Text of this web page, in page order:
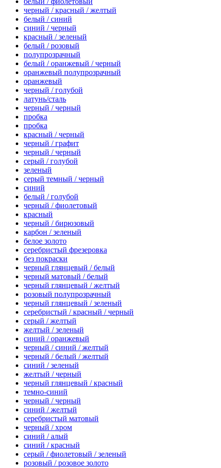
черный / красный / желтый
белый / синий
синий / черный
красный / зеленый
белый / розовый
полупрозрачный
белый / оранжевый / черный
оранжевый полупрозрачный
оранжевый
черный / голубой
латунь/сталь
черный / черный
пробка
пробка
красный / черный
черный / графит
черный / черный
серый / голубой
зеленый
серый темный / черный
синий
белый / голубой
черный / фиолетовый
красный
черный / бирюзовый
карбон / зеленый
белое золото
серебристый фрезеровка
без покраски
черный глянцевый / белый
черный матовый / белый
черный глянцевый / желтый
розовый полупрозрачный
черный глянцевый / зеленый
серебристый / красный / черный
серый / желтый
желтый / зеленый
синий / оранжевый
черный / синий / желтый
черный / белый / желтый
синий / зеленый
желтый / черный
черный глянцевый / красный
темно-синий
черный / черный
синий / желтый
серебристый матовый
черный / хром
синий / алый
синий / красный
серый / фиолетовый / зеленый
розовый / розовое золото